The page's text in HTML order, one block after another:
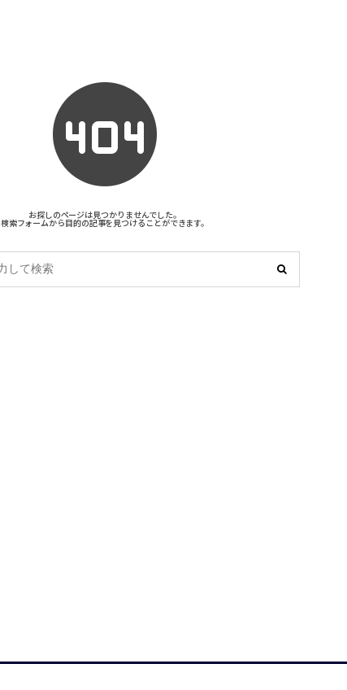
お探しのページは見つかりませんでした。
検索フォームから目的の記事を見つけることができます。